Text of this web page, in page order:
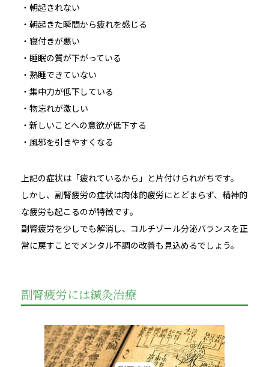
・朝起きれない
・朝起きた瞬間から疲れを感じる
・寝付きが悪い
・睡眠の質が下がっている
・熟睡できていない
・集中力が低下している
・物忘れが激しい
・新しいことへの意欲が低下する
・風邪を引きやすくなる
上記の症状は「疲れているから」と片付けられがちです。
しかし、副腎疲労の症状は肉体的疲労にとどまらず、精神的
な疲労も起こるのが特徴です。
副腎疲労を少しでも解消し、コルチゾール分泌バランスを正
常に戻すことでメンタル不調の改善も見込めるでしょう。
副腎疲労には鍼灸治療